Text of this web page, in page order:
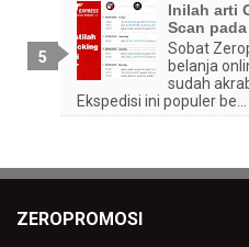
Inilah arti
Scan
Sobat
belanja
sudah
Ekspedisi ini populer be...
ZEROPROMOSI